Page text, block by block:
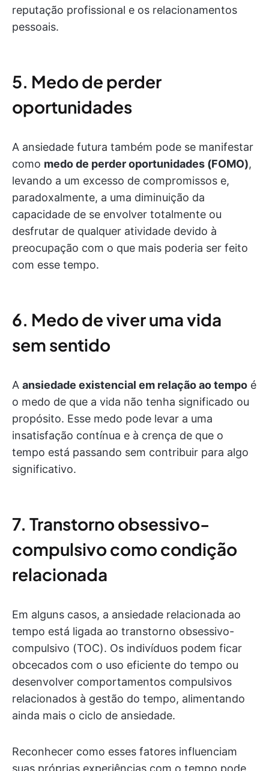
reputação profissional e os relacionamentos
pessoais.
5. Medo de perder
oportunidades
A ansiedade futura também pode se manifestar
como medo de perder oportunidades (FOMO),
levando a um excesso de compromissos e,
paradoxalmente, a uma diminuição da
capacidade de se envolver totalmente ou
desfrutar de qualquer atividade devido à
preocupação com o que mais poderia ser feito
com esse tempo.
6. Medo de viver uma vida
sem sentido
A ansiedade existencial em relação ao tempo é
o medo de que a vida não tenha significado ou
propósito. Esse medo pode levar a uma
insatisfação contínua e à crença de que o
tempo está passando sem contribuir para algo
significativo.
7. Transtorno obsessivo-
compulsivo como condição
relacionada
Em alguns casos, a ansiedade relacionada ao
tempo está ligada ao transtorno obsessivo-
compulsivo (TOC). Os indivíduos podem ficar
obcecados com o uso eficiente do tempo ou
desenvolver comportamentos compulsivos
relacionados à gestão do tempo, alimentando
ainda mais o ciclo de ansiedade.
Reconhecer como esses fatores influenciam
suas próprias experiências com o tempo pode